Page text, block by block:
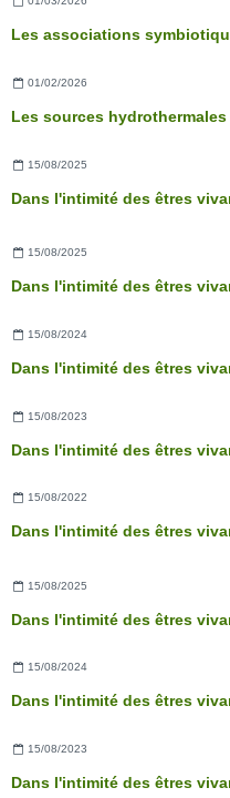
01/02/2026
15/08/2025
Dans l'intimité des êtres
15/08/2025
Dans l'intimité des êtres
15/08/2024
Dans l'intimité des êtres
15/08/2023
Dans l'intimité des êtres
15/08/2022
Dans l'intimité des êtres
15/08/2025
Dans l'intimité des êtres
15/08/2024
Dans l'intimité des êtres
15/08/2023
Dans l'intimité des êtres